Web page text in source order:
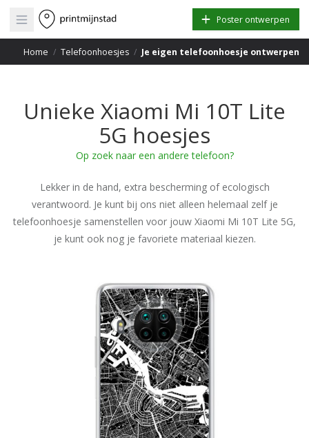
Open main menu Poster ontwerpen
Home / Telefoonhoesjes / Je eigen telefoonhoesje ontwerpen
Unieke Xiaomi Mi 10T Lite
5G hoesjes
Op zoek naar een andere telefoon?
Lekker in de hand, extra bescherming of ecologisch
verantwoord. Je kunt bij ons niet alleen helemaal zelf je
telefoonhoesje samenstellen voor jouw Xiaomi Mi 10T Lite 5G,
je kunt ook nog je favoriete materiaal kiezen.